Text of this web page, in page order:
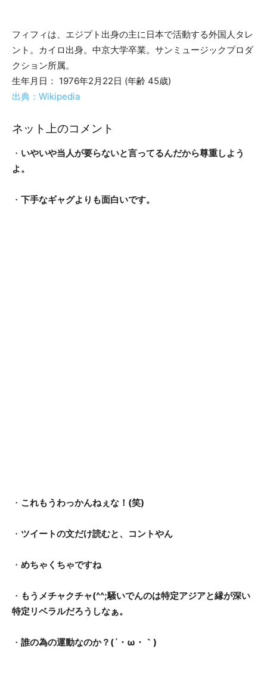
フィフィは、エジプト出身の主に日本で活動する外国人タレ
ント。カイロ出身。中京大学卒業。サンミュージックプロダ
クション所属。
生年月日： 1976年2月22日 (年齢 45歳)
出典：Wikipedia
ネット上のコメント
・ いやいや当人が要らないと言ってるんだから尊重しよう
よ。
・ 下手なギャグよりも面白いです。
・ これもうわっかんねぇな！(笑)
・ ツイートの文だけ読むと、コントやん
・ めちゃくちゃですね
・ もうメチャクチャ(^^;騒いでんのは特定アジアと縁が深い
特定リベラルだろうしなぁ。
・ 誰の為の運動なのか？(´・ω・｀)